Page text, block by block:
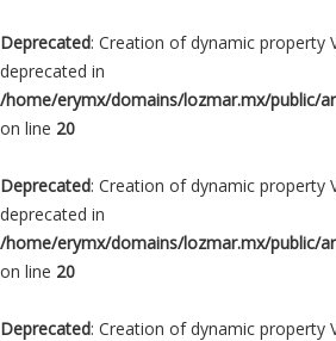
Deprecated: Creation of dynamic property
deprecated in
/home/erymx/domains/lozmar.mx/public/
on line 20
Deprecated: Creation of dynamic property
deprecated in
/home/erymx/domains/lozmar.mx/public/
on line 20
Deprecated: Creation of dynamic property